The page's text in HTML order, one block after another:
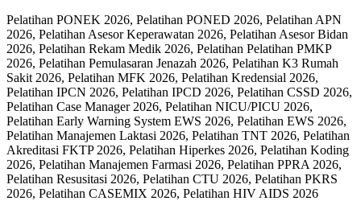
Pelatihan PONEK 2026, Pelatihan PONED 2026, Pelatihan APN
2026, Pelatihan Asesor Keperawatan 2026, Pelatihan Asesor Bidan
2026, Pelatihan Rekam Medik 2026, Pelatihan Pelatihan PMKP
2026, Pelatihan Pemulasaran Jenazah 2026, Pelatihan K3 Rumah
Sakit 2026, Pelatihan MFK 2026, Pelatihan Kredensial 2026,
Pelatihan IPCN 2026, Pelatihan IPCD 2026, Pelatihan CSSD 2026,
Pelatihan Case Manager 2026, Pelatihan NICU/PICU 2026,
Pelatihan Early Warning System EWS 2026, Pelatihan EWS 2026,
Pelatihan Manajemen Laktasi 2026, Pelatihan TNT 2026, Pelatihan
Akreditasi FKTP 2026, Pelatihan Hiperkes 2026, Pelatihan Koding
2026, Pelatihan Manajemen Farmasi 2026, Pelatihan PPRA 2026,
Pelatihan Resusitasi 2026, Pelatihan CTU 2026, Pelatihan PKRS
2026, Pelatihan CASEMIX 2026, Pelatihan HIV AIDS 2026